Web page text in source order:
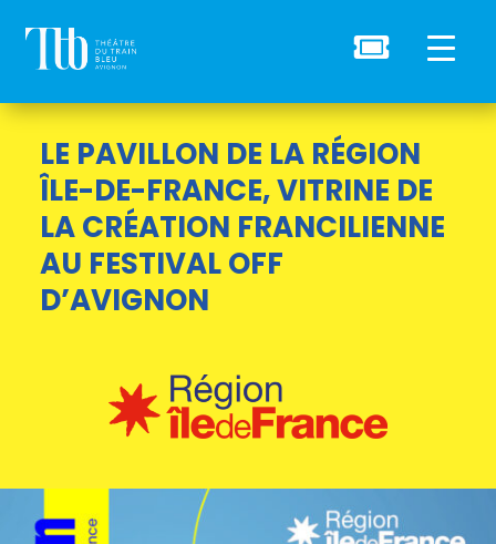

LE PAVILLON DE LA RÉGION
ÎLE-DE-FRANCE, VITRINE DE
LA CRÉATION FRANCILIENNE
AU FESTIVAL OFF
D’AVIGNON